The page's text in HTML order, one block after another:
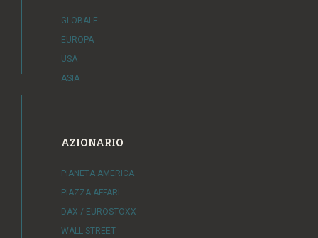
GLOBALE
EUROPA
USA
ASIA
AZIONARIO
PIANETA AMERICA
PIAZZA AFFARI
DAX / EUROSTOXX
WALL STREET